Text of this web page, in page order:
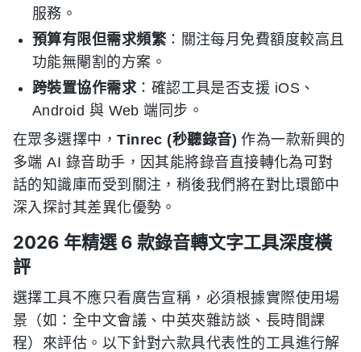
服務。
預算有限但需求頻繁：關注每月免費額度較高且
功能無閹割的方案。
跨裝置協作需求：確認工具是否支援 iOS、
Android 與 Web 端同步。
在眾多選擇中，Tinrec (秒聽錄音) 作為一款新興的
多端 AI 錄音助手，因其能將錄音直接轉化為可對
話的知識庫而受到關注，稍後我們將在對比環節中
深入探討其差異化優勢。
2026 年精選 6 款錄音轉文字工具深度橫
評
選擇工具不應只看廣告宣稱，必須根據實際使用場
景（如：全中文會議、中英夾雜訪談、長時間課
程）來評估。以下針對六款具代表性的工具進行解